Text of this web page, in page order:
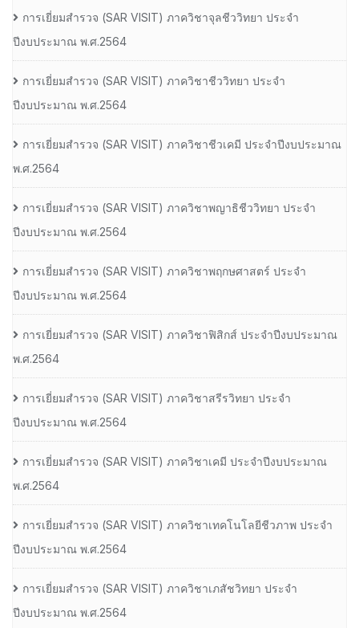
การเยี่ยมสํารวจ (SAR VISIT) ภาควิชาจุลชีววิทยา ประจํา
ปีงบประมาณ พ.ศ.2564
การเยี่ยมสํารวจ (SAR VISIT) ภาควิชาชีววิทยา ประจํา
ปีงบประมาณ พ.ศ.2564
การเยี่ยมสํารวจ (SAR VISIT) ภาควิชาชีวเคมี ประจําปีงบประมาณ
พ.ศ.2564
การเยี่ยมสํารวจ (SAR VISIT) ภาควิชาพญาธิชีววิทยา ประจํา
ปีงบประมาณ พ.ศ.2564
การเยี่ยมสํารวจ (SAR VISIT) ภาควิชาพฤกษศาสตร์ ประจํา
ปีงบประมาณ พ.ศ.2564
การเยี่ยมสํารวจ (SAR VISIT) ภาควิชาฟิสิกส์ ประจําปีงบประมาณ
พ.ศ.2564
การเยี่ยมสํารวจ (SAR VISIT) ภาควิชาสรีรวิทยา ประจํา
ปีงบประมาณ พ.ศ.2564
การเยี่ยมสํารวจ (SAR VISIT) ภาควิชาเคมี ประจําปีงบประมาณ
พ.ศ.2564
การเยี่ยมสํารวจ (SAR VISIT) ภาควิชาเทคโนโลยีชีวภาพ ประจํา
ปีงบประมาณ พ.ศ.2564
การเยี่ยมสํารวจ (SAR VISIT) ภาควิชาเภสัชวิทยา ประจํา
ปีงบประมาณ พ.ศ.2564